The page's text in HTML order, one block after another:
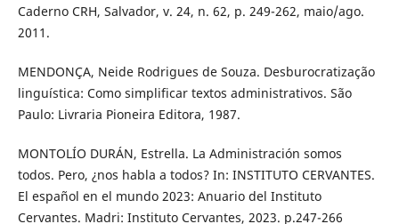
Caderno CRH, Salvador, v. 24, n. 62, p. 249-262, maio/ago.
2011.
MENDONÇA, Neide Rodrigues de Souza. Desburocratização
linguística: Como simplificar textos administrativos. São
Paulo: Livraria Pioneira Editora, 1987.
MONTOLÍO DURÁN, Estrella. La Administración somos
todos. Pero, ¿nos habla a todos? In: INSTITUTO CERVANTES.
El español en el mundo 2023: Anuario del Instituto
Cervantes. Madri: Instituto Cervantes, 2023. p.247-266